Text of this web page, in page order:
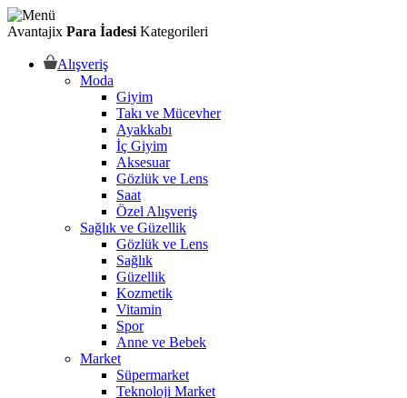
Avantajix Para İadesi Kategorileri
Alışveriş
Moda
Giyim
Takı ve Mücevher
Ayakkabı
İç Giyim
Aksesuar
Gözlük ve Lens
Saat
Özel Alışveriş
Sağlık ve Güzellik
Gözlük ve Lens
Sağlık
Güzellik
Kozmetik
Vitamin
Spor
Anne ve Bebek
Market
Süpermarket
Teknoloji Market